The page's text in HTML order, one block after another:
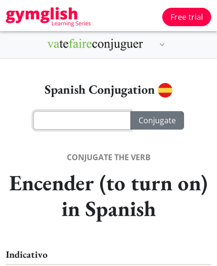
Free trial
Spanish Conjugation
CONJUGATE THE VERB
Encender (to turn on)
in Spanish
Indicativo